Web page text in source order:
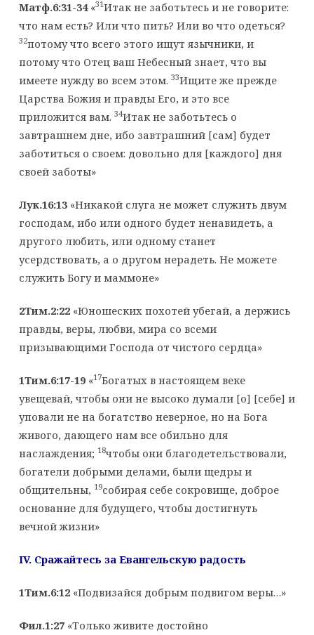
Матф.6:31-34«31Итак не заботьтесь и не говорите:
что нам есть? Или что пить? Или во что одеться?
32потому что всего этого ищут язычники, и
потому что Отец ваш Небесный знает, что вы
имеете нужду во всем этом. 33Ищите же прежде
Царства Божия и правды Его, и это все
приложится вам. 34Итак не заботьтесь о
завтрашнем дне, ибо завтрашний [сам] будет
заботиться о своем: довольно для [каждого] дня
своей заботы»
Лук.16:13«Никакой слуга не может служить двум
господам, ибо или одного будет ненавидеть, а
другого любить, или одному станет
усердствовать, а о другом нерадеть. Не можете
служить Богу и маммоне»
2Тим.2:22«Юношеских похотей убегай, а держись
правды, веры, любви, мира со всеми
призывающими Господа от чистого сердца»
1Тим.6:17-19«17Богатых в настоящем веке
увещевай, чтобы они не высоко думали [о] [себе] и
уповали не на богатство неверное, но на Бога
живого, дающего нам все обильно для
наслаждения; 18чтобы они благодетельствовали,
богатели добрыми делами, были щедры и
общительны, 19собирая себе сокровище, доброе
основание для будущего, чтобы достигнуть
вечной жизни»
IV. Сражайтесь за Евангельскую радость
1Тим.6:12«Подвизайся добрым подвигом веры…»
Фил.1:27«Только живите достойно